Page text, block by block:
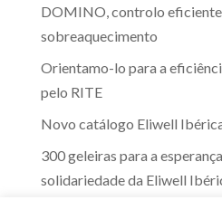
DOMINO, controlo
sobreaquecimento
Orientamo-lo para a
pelo RITE
Novo catálogo Eliwell
300 geleiras para a
solidariedade da Eliwell